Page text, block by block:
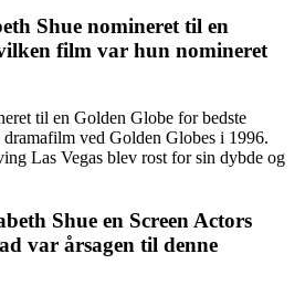
Shue nomineret til en
film var hun nomineret
til en Golden Globe for bedste
ved Golden Globes i 1996.
Las Vegas blev rost for sin dybde og
Shue en Screen Actors
var årsagen til denne